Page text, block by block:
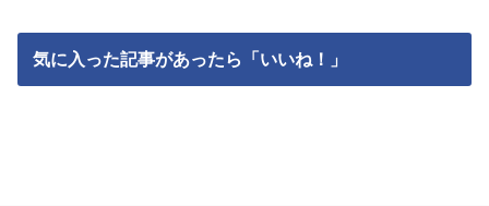
気に入った記事があったら「いいね！」